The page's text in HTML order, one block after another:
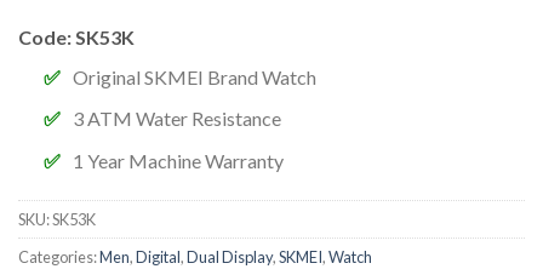
Code: SK53K
Original SKMEI Brand Watch
3 ATM Water Resistance
1 Year Machine Warranty
SKU:SK53K
Categories:Men,Digital,Dual Display,SKMEI,Watch